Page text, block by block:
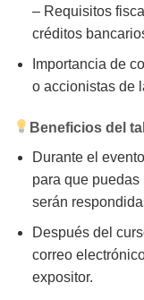
– Requisitos
créditos
Importancia de
o accionistas de
Beneficios del
Durante el
para que
serán
Después del
correo
expositor.